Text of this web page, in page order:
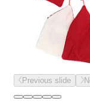
Previous slide